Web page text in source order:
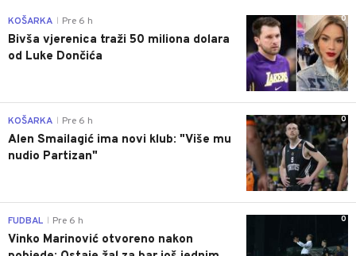
0
KOŠARKA Pre 6 h
Bivša vjerenica traži 50 miliona dolara
od Luke Dončića
0
KOŠARKA Pre 6 h
Alen Smailagić ima novi klub: "Više mu
nudio Partizan"
0
FUDBAL Pre 6 h
Vinko Marinović otvoreno nakon